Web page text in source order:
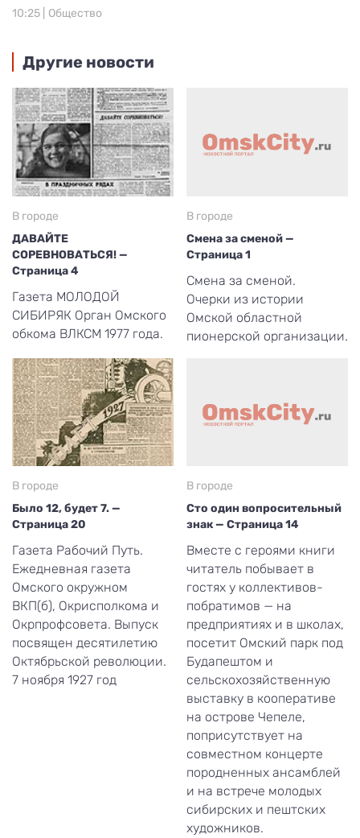
10:25 | Общество
Другие новости
В городе
ДАВАЙТЕ
СОРЕВНОВАТЬСЯ! —
Страница 4
Газета МОЛОДОЙ
СИБИРЯК Орган Омского
обкома ВЛКСМ 1977 года.
В городе
Смена за сменой —
Страница 1
Смена за сменой.
Очерки из истории
Омской областной
пионерской организации.
В городе
Было 12, будет 7. —
Страница 20
Газета Рабочий Путь.
Ежедневная газета
Омского окружном
ВКП(б), Окрисполкома и
Окрпрофсовета. Выпуск
посвящен десятилетию
Октябрьской революции.
7 ноября 1927 год
В городе
Сто один вопросительный
знак — Страница 14
Вместе с героями книги
читатель побывает в
гостях у коллективов-
побратимов — на
предприятиях и в школах,
посетит Омский парк под
Будапештом и
сельскохозяйственную
выставку в кооперативе
на острове Чепеле,
поприсутствует на
совместном концерте
породненных ансамблей
и на встрече молодых
сибирских и пештских
художников.